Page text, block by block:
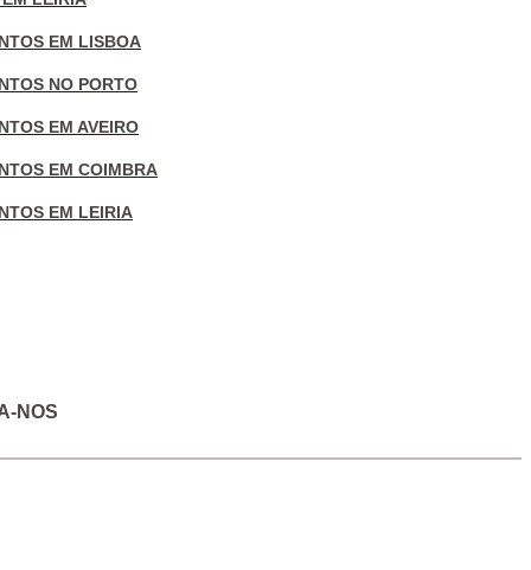
EM LISBOA
NO PORTO
EM AVEIRO
EM COIMBRA
EM LEIRIA
NOS